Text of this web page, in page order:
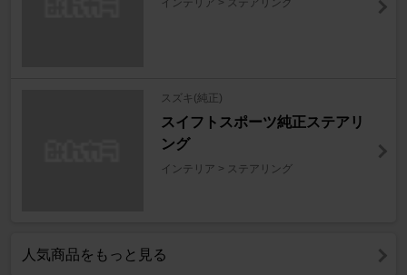
インテリア > ステアリング
スズキ(純正)
スイフトスポーツ純正ステアリ
ング
インテリア > ステアリング
人気商品をもっと見る